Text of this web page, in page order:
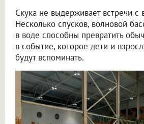
Скука не выдерживает встречи
Несколько спусков, волновой
в воде способны превратить
в событие, которое дети и
будут вспоминать.